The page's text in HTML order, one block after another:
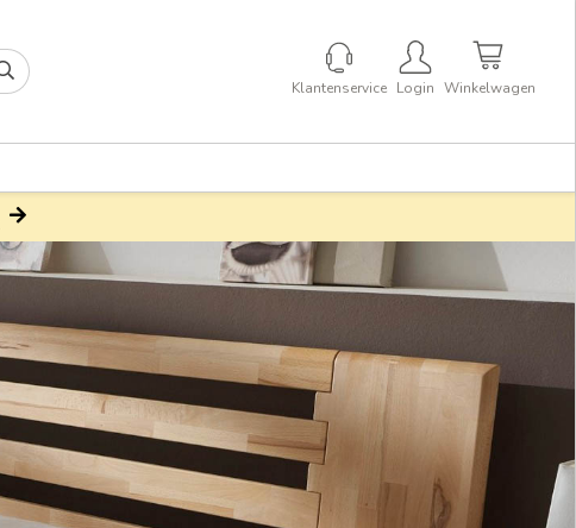
Klantenservice Login Winkelwagen